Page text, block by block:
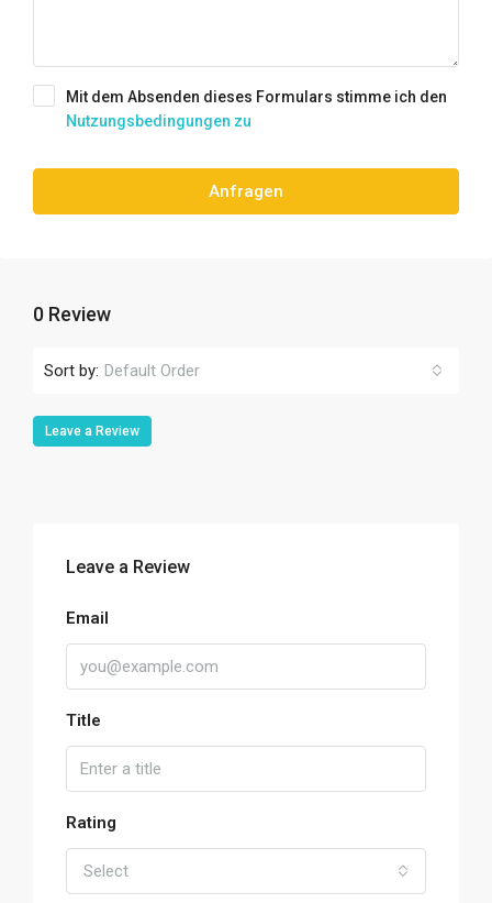
Mit dem Absenden dieses Formulars stimme ich den
Nutzungsbedingungen zu
Anfragen
0 Review
Sort by: Default Order
Leave a Review
Leave a Review
Email
Title
Rating
Select